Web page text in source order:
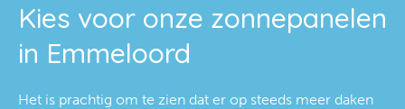
Kies voor onze zonnepanelen
in Emmeloord
Het is prachtig om te zien dat er op steeds meer daken